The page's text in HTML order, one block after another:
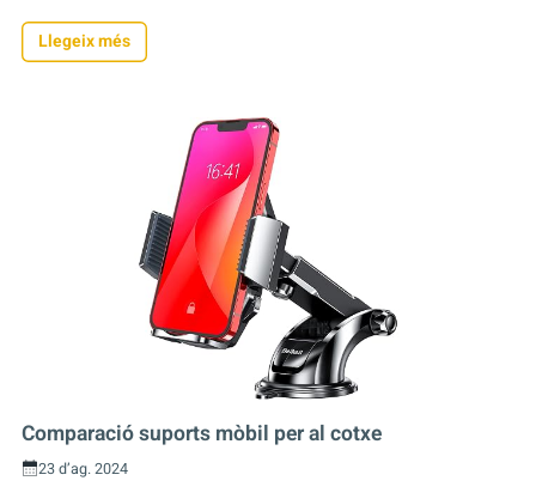
Llegeix més
Comparació suports mòbil per al cotxe
23 d’ag. 2024